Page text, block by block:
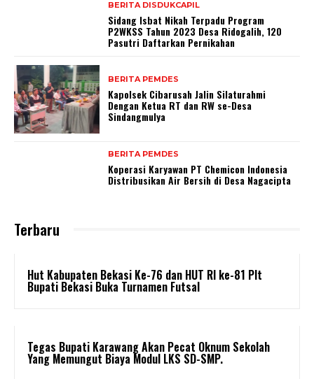
BERITA DISDUKCAPIL
Sidang Isbat Nikah Terpadu Program
P2WKSS Tahun 2023 Desa Ridogalih, 120
Pasutri Daftarkan Pernikahan
BERITA PEMDES
Kapolsek Cibarusah Jalin Silaturahmi
Dengan Ketua RT dan RW se-Desa
Sindangmulya
BERITA PEMDES
Koperasi Karyawan PT Chemicon Indonesia
Distribusikan Air Bersih di Desa Nagacipta
Terbaru
Hut Kabupaten Bekasi Ke-76 dan HUT RI ke-81 Plt
Bupati Bekasi Buka Turnamen Futsal
Tegas Bupati Karawang Akan Pecat Oknum Sekolah
Yang Memungut Biaya Modul LKS SD-SMP.